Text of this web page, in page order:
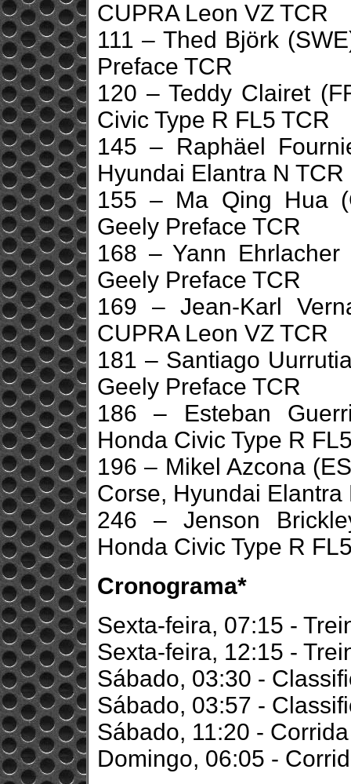
CUPRA Leon VZ TCR
111 – Thed Björk
Preface TCR
120 – Teddy Clairet
Civic Type R FL5 TCR
145 – Raphäel
Hyundai Elantra N TCR
155 – Ma Qing Hua
Geely Preface TCR
168 – Yann
Geely Preface TCR
169 – Jean-Karl
CUPRA Leon VZ TCR
181 – Santiago
Geely Preface TCR
186 – Esteban
Honda Civic Type R
196 – Mikel Azcona
Corse, Hyundai Elantra
246 – Jenson
Honda Civic Type R
Cronograma*
Sexta-feira, 07:15 -
Sexta-feira, 12:15 -
Sábado, 03:30 -
Sábado, 03:57 -
Sábado, 11:20 -
Domingo, 06:05 -